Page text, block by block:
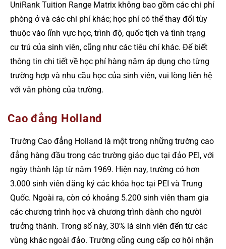
UniRank Tuition Range Matrix không bao gồm các chi phí
phòng ở và các chi phí khác; học phí có thể thay đổi tùy
thuộc vào lĩnh vực học, trình độ, quốc tịch và tình trạng
cư trú của sinh viên, cũng như các tiêu chí khác. Để biết
thông tin chi tiết về học phí hàng năm áp dụng cho từng
trường hợp và nhu cầu học của sinh viên, vui lòng liên hệ
với văn phòng của trường.
Cao đẳng Holland
Trường Cao đẳng Holland là một trong những trường cao
đẳng hàng đầu trong các trường giáo dục tại đảo PEI, với
ngày thành lập từ năm 1969. Hiện nay, trường có hơn
3.000 sinh viên đăng ký các khóa học tại PEI và Trung
Quốc. Ngoài ra, còn có khoảng 5.200 sinh viên tham gia
các chương trình học và chương trình dành cho người
trưởng thành. Trong số này, 30% là sinh viên đến từ các
vùng khác ngoài đảo. Trường cũng cung cấp cơ hội nhận